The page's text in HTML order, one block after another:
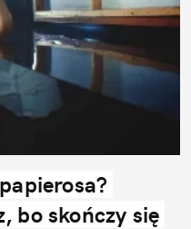
bo skończy się